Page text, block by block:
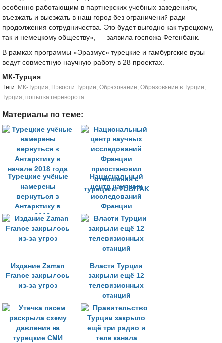
особенно работающим в партнерских учебных заведениях,
въезжать и выезжать в наш город без ограничений ради
продолжения сотрудничества. Это будет выгодно как турецкому,
так и немецкому обществу», — заявила госпожа Фегенбанк.
В рамках программы «Эразмус» турецкие и гамбургские вузы
ведут совместную научную работу в 28 проектах.
МК-Турция
Tеги: МК-Турция, Новости Турции, Образование, Образование в Турции,
Турция, попытка переворота
Материалы по теме:
Турецкие учёные
намерены
вернуться в
Антарктику в
начале 2018 года
Национальный
центр научных
исследований
Франции
приостановил
отношения с
турецким TÜBİTAK
Издание Zaman
France закрылось
из-за угроз
Власти Турции
закрыли ещё 12
телевизионных
станций